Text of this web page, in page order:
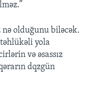
nə olduğunu biləcək.
təhlükəli yola
və əsassız
dqzgün